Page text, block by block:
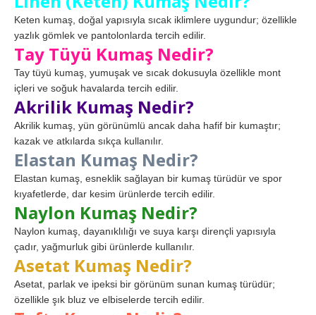
Keten kumaş, doğal yapısıyla sıcak iklimlere uygundur; özellikle
yazlık gömlek ve pantolonlarda tercih edilir.
Tay Tüyü Kumaş Nedir?
Tay tüyü kumaş, yumuşak ve sıcak dokusuyla özellikle mont
içleri ve soğuk havalarda tercih edilir.
Akrilik Kumaş Nedir?
Akrilik kumaş, yün görünümlü ancak daha hafif bir kumaştır;
kazak ve atkılarda sıkça kullanılır.
Elastan Kumaş Nedir?
Elastan kumaş, esneklik sağlayan bir kumaş türüdür ve spor
kıyafetlerde, dar kesim ürünlerde tercih edilir.
Naylon Kumaş Nedir?
Naylon kumaş, dayanıklılığı ve suya karşı dirençli yapısıyla
çadır, yağmurluk gibi ürünlerde kullanılır.
Asetat Kumaş Nedir?
Asetat, parlak ve ipeksi bir görünüm sunan kumaş türüdür;
özellikle şık bluz ve elbiselerde tercih edilir.